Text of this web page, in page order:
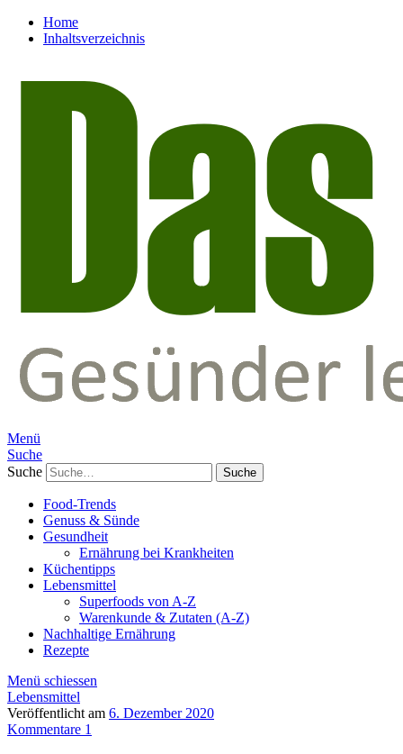
Home
Inhaltsverzeichnis
Menü
Suche
Suche
Food-Trends
Genuss & Sünde
Gesundheit
Ernährung bei Krankheiten
Küchentipps
Lebensmittel
Superfoods von A-Z
Warenkunde & Zutaten (A-Z)
Nachhaltige Ernährung
Rezepte
Menü schiessen
Lebensmittel
Veröffentlicht am 6. Dezember 2020
Kommentare 1